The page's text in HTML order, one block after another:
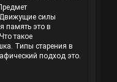
Движущие силы
память это в
такое
Типы старения в
подход это.